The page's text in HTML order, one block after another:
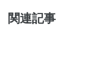
関連記事